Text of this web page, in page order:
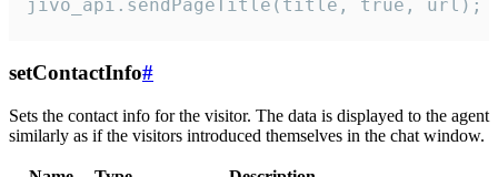
jivo_api.sendPageTitle(title, true, url);
setContactInfo#
Sets the contact info for the visitor. The data is displayed to the agent
similarly as if the visitors introduced themselves in the chat window.